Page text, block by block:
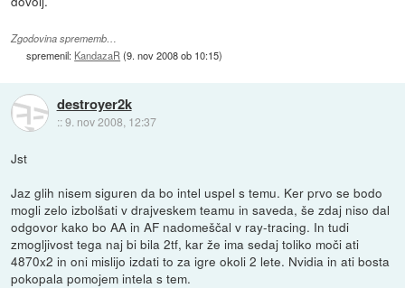
Zgodovina sprememb…
spremenil: KandazaR (9. nov 2008 ob 10:15)
destroyer2k
::9. nov 2008, 12:37
Jst
Jaz glih nisem siguren da bo intel uspel s temu. Ker prvo se bodo
mogli zelo izbolšati v drajveskem teamu in saveda, še zdaj niso dal
odgovor kako bo AA in AF nadomeščal v ray-tracing. In tudi
zmogljivost tega naj bi bila 2tf, kar že ima sedaj toliko moči ati
4870x2 in oni mislijo izdati to za igre okoli 2 lete. Nvidia in ati bosta
pokopala pomojem intela s tem.